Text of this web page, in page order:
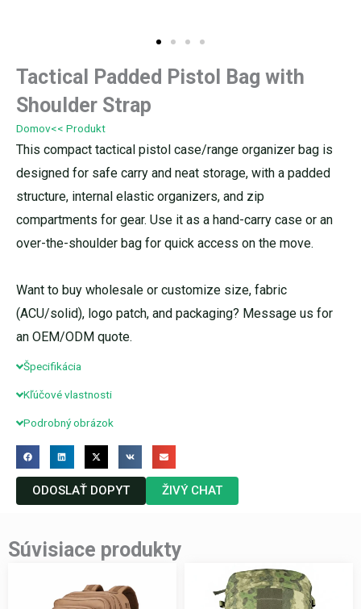
Tactical Padded Pistol Bag with
Shoulder Strap
Domov<< Produkt
This compact tactical pistol case/range organizer bag is
designed for safe carry and neat storage, with a padded
structure, internal elastic organizers, and zip
compartments for gear. Use it as a hand-carry case or an
over-the-shoulder bag for quick access on the move.
Want to buy wholesale or customize size, fabric
(ACU/solid), logo patch, and packaging? Message us for
an OEM/ODM quote.
Špecifikácia
Kľúčové vlastnosti
Podrobný obrázok
ODOSLAŤ DOPYT ŽIVÝ CHAT
Súvisiace produkty